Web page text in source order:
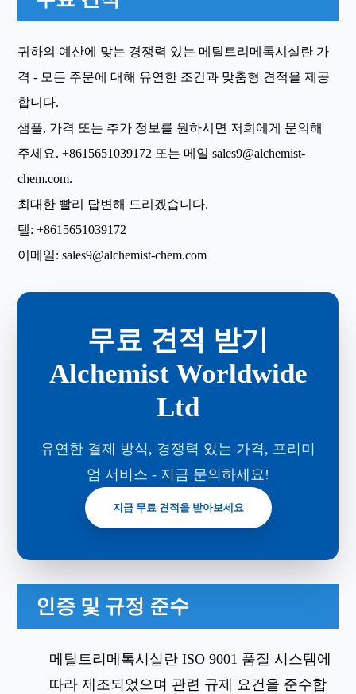
귀하의 예산에 맞는 경쟁력 있는 메틸트리메톡시실란 가
격 - 모든 주문에 대해 유연한 조건과 맞춤형 견적을 제공
합니다.
샘플, 가격 또는 추가 정보를 원하시면 저희에게 문의해
주세요.+8615651039172 또는 메일sales9@alchemist-
chem.com.
최대한 빨리 답변해 드리겠습니다.
텔:+8615651039172
이메일:sales9@alchemist-chem.com
무료 견적 받기
Alchemist Worldwide
Ltd
유연한 결제 방식, 경쟁력 있는 가격, 프리미
엄 서비스 - 지금 문의하세요!
지금 무료 견적을 받아보세요
인증 및 규정 준수
메틸트리메톡시실란 ISO 9001 품질 시스템에
따라 제조되었으며 관련 규제 요건을 준수합